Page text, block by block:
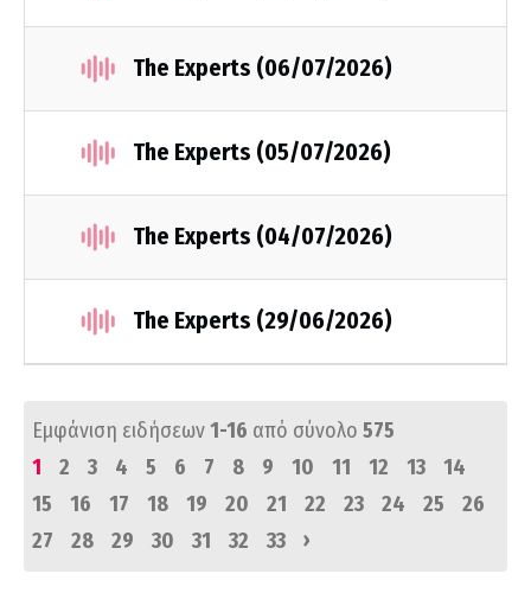
The Experts (06/07/2026)
The Experts (05/07/2026)
The Experts (04/07/2026)
The Experts (29/06/2026)
Εμφάνιση ειδήσεων1-16 από σύνολο 575
1
2 3 4 5 6 7 8 9 10 11 12 13
14
15
16 17 18 19 20 21 22 23 24 25
26
27
28 29 30 31 32 33 ›